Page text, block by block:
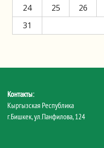
24
25 26
31
Контакты:
Кыргызская Республика
г.Бишкек, ул.Панфилова, 124